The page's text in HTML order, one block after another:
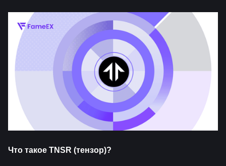
Что такое TNSR (тензор)?